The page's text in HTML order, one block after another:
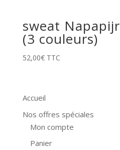
sweat
(3 couleurs)
52,00€ TTC
Accueil
Nos offres spéciales
Mon compte
Panier